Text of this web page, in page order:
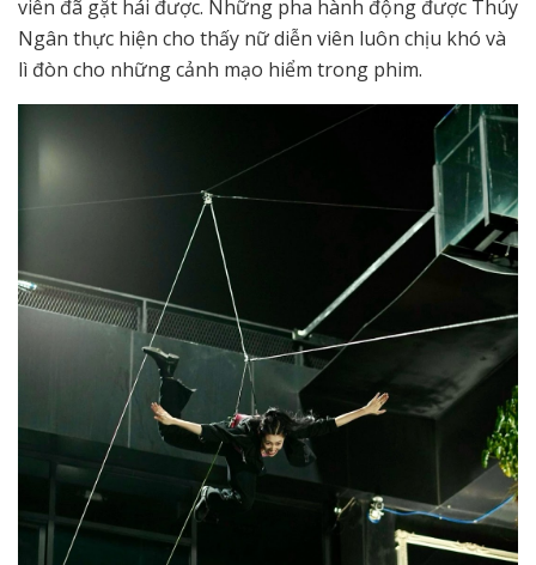
viên đã gặt hái được. Những pha hành động được Thúy
Ngân thực hiện cho thấy nữ diễn viên luôn chịu khó và
lì đòn cho những cảnh mạo hiểm trong phim.